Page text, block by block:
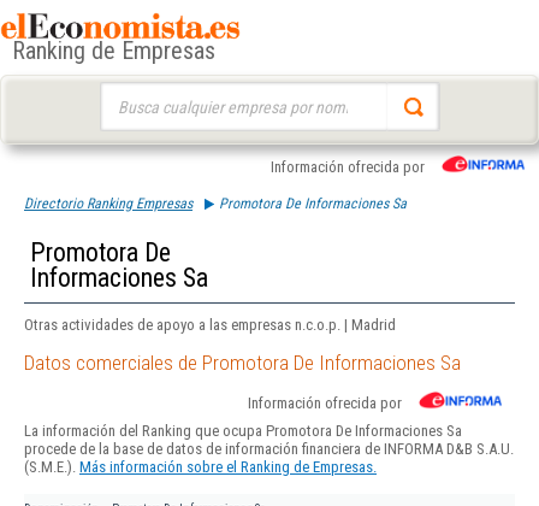
Ranking de Empresas
Información ofrecida por
Directorio Ranking Empresas Promotora De Informaciones Sa
Promotora De
Informaciones Sa
Otras actividades de apoyo a las empresas n.c.o.p. | Madrid
Datos comerciales de Promotora De Informaciones Sa
Información ofrecida por
La información del Ranking que ocupa Promotora De Informaciones Sa
procede de la base de datos de información financiera de INFORMA D&B S.A.U.
(S.M.E.). Más información sobre el Ranking de Empresas.